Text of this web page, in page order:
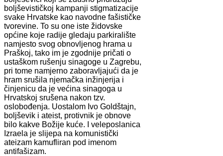
boljševističkoj kampanji stigmatizacije
svake Hrvatske kao navodne fašističke
tvorevine. To su one iste židovske
općine koje radije gledaju parkiralište
namjesto svog obnovljenog hrama u
Praškoj, tako im je zgodnije pričati o
ustaškom rušenju sinagoge u Zagrebu,
pri tome namjerno zaboravljajući da je
hram srušila njemačka inžinjerija i
činjenicu da je većina sinagoga u
Hrvatskoj srušena nakon tzv.
oslobođenja. Uostalom Ivo Goldštajn,
boljševik i ateist, protivnik je obnove
bilo kakve Božije kuće. I veleposlanica
Izraela je slijepa na komunistički
ateizam kamufliran pod imenom
antifašizam.